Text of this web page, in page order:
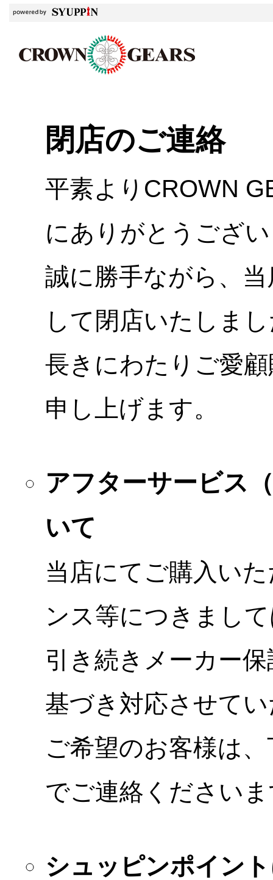
閉店のご連絡
平素よりCROWN
にありがとうござ
誠に勝手ながら、
して閉店いたしま
長きにわたりご愛
申し上げます。
アフターサービス
いて
当店にてご購入い
ンス等につきまし
引き続きメーカー
基づき対応させて
ご希望のお客様は
でご連絡ください
シュッピンポイン